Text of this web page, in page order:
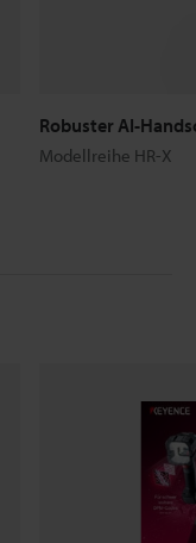
Robuster AI-
Modellreihe HR-X